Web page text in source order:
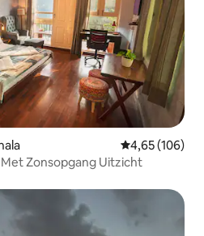
Gemiddelde
4,65 (106)
Zonsopgang Uitzicht